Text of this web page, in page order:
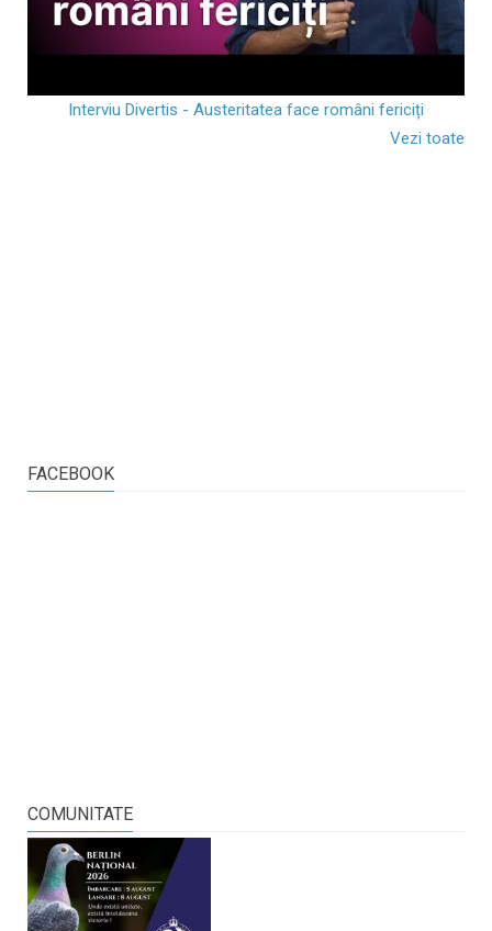
Interviu Divertis - Austeritatea face români fericiți
Vezi toate
FACEBOOK
COMUNITATE